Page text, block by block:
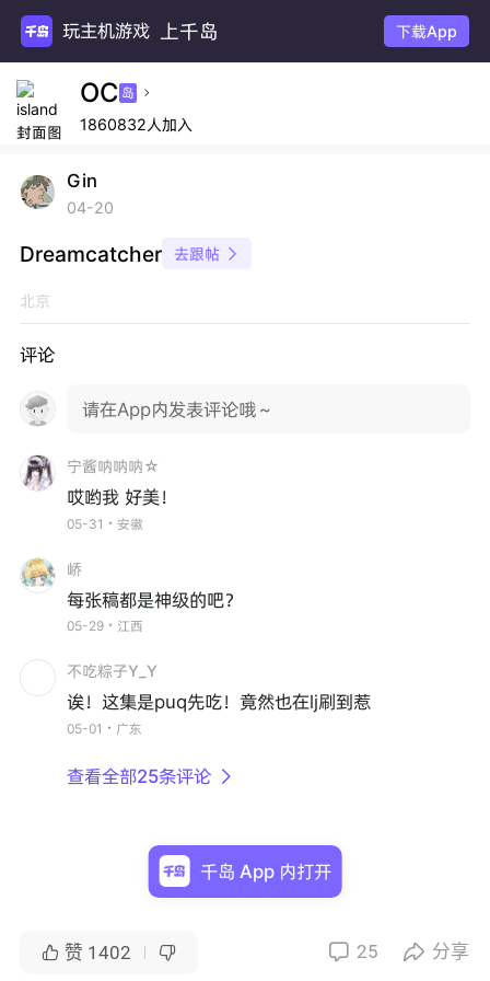
玩主机游 上千岛 下载App
OC 岛 
1860832人加入
Gin
04-20
Dreamcatcher 去跟帖 
北京
评论
请在App内发表评论哦～
宁酱呐呐呐☆
哎哟我 好美！
05-31・安徽
峤
每张稿都是神级的吧？
05-29・江西
不吃粽子Y_Y
诶！这集是puq先吃！竟然也在lj刷到惹
05-01・广东
查看全部25条评论 
 赞 1402   25  分享
千岛 App 内打开